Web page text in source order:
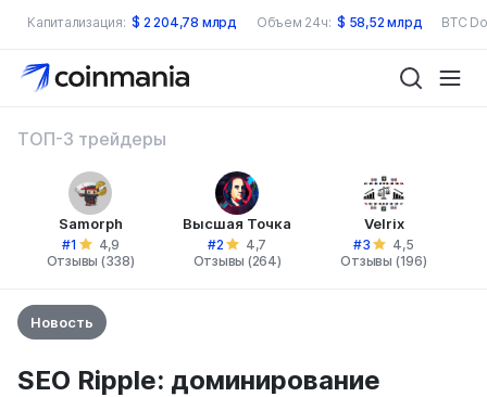
Капитализация: $ 2 204,78 млрд Объем 24ч: $ 58,52 млрд BTC
ТОП-3 трейдеры
Samorph
#1
4,9
Отзывы (338)
Высшая Точка
#2
4,7
Отзывы (264)
Velrix
#3
4,5
Отзывы (196)
Новость
SEO Ripple: доминирование